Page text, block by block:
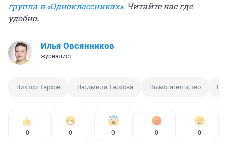
группа в «Одноклассниках». Читайте нас где
удобно.
Илья Овсянников
журналист
Виктор Тархов Людмила Тархова Вымогательство
0 0 0 0 0